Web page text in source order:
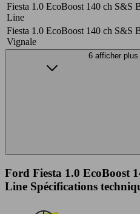
Fiesta 1.0 EcoBoost 140 ch S&S
Line
Fiesta 1.0 EcoBoost 140 ch S&S
Vignale
6 afficher
Ford Fiesta 1.0 EcoBoost
Line Spécifications